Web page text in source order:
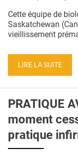
QUI SOMMES-NOUS ?
CONDITIONS GÉNÉRALES
CRÉDITS
Cette équipe de
Saskatchewan
vieillissement
LIRE LA SUITE
PRATIQUE
moment
pratique